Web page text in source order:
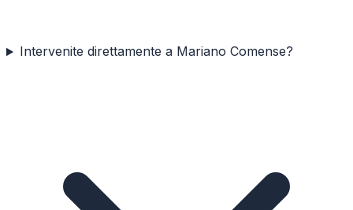
Intervenite direttamente a Mariano Comense?